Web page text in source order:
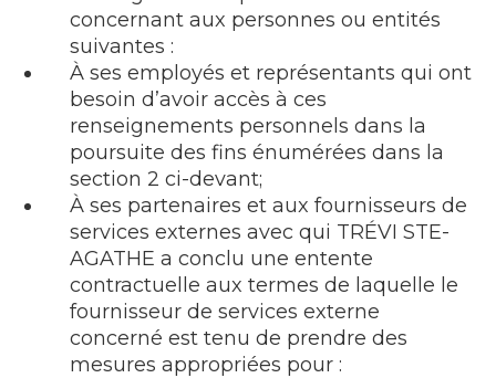
concernant aux personnes ou entités
suivantes :
À ses employés et représentants qui ont
besoin d’avoir accès à ces
renseignements personnels dans la
poursuite des fins énumérées dans la
section 2 ci-devant;
À ses partenaires et aux fournisseurs de
services externes avec qui TRÉVI STE-
AGATHE a conclu une entente
contractuelle aux termes de laquelle le
fournisseur de services externe
concerné est tenu de prendre des
mesures appropriées pour :